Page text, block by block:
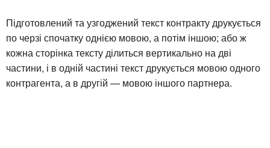
Підготовлений та узгоджений текст контракту друкується
по черзі спочатку однією мовою, а потім іншою; або ж
кожна сторінка тексту ділиться вертикально на дві
частини, і в одній частині текст друкується мовою одного
контрагента, а в другій — мовою іншого партнера.